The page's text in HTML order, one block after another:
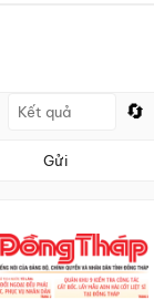
🔄
Gửi